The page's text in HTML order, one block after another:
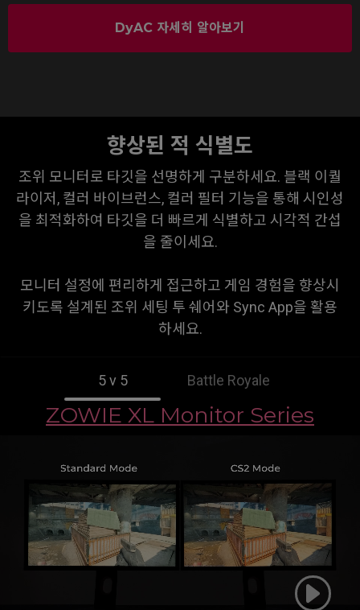
DyAC 자세히 알아보기
향상된 적 식별도
조위 모니터로 타깃을 선명하게 구분하세요. 블랙 이퀄
라이저, 컬러 바이브런스, 컬러 필터 기능을 통해 시인성
을 최적화하여 타깃을 더 빠르게 식별하고 시각적 간섭
을 줄이세요.
모니터 설정에 편리하게 접근하고 게임 경험을 향상시
키도록 설계된 조위 세팅 투 쉐어와 Sync App을 활용
하세요.
5 v 5 Battle Royale
ZOWIE XL Monitor Series